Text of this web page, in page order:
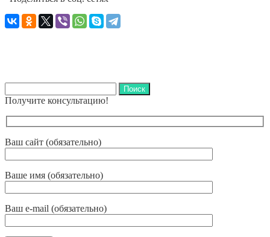
Получите консультацию!
Ваш сайт (обязательно)
Ваше имя (обязательно)
Ваш e-mail (обязательно)